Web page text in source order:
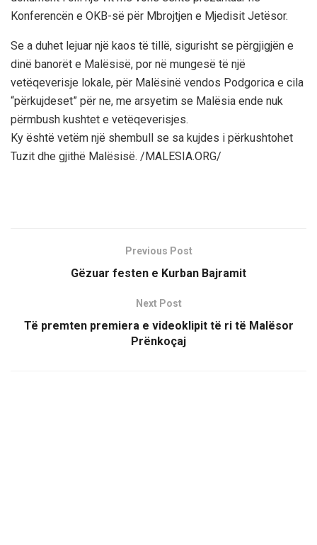
Konferencën e OKB-së për Mbrojtjen e Mjedisit Jetësor.
Se a duhet lejuar një kaos të tillë, sigurisht se përgjigjën e
dinë banorët e Malësisë, por në mungesë të një
vetëqeverisje lokale, për Malësinë vendos Podgorica e cila
“përkujdeset” për ne, me arsyetim se Malësia ende nuk
përmbush kushtet e vetëqeverisjes.
Ky është vetëm një shembull se sa kujdes i përkushtohet
Tuzit dhe gjithë Malësisë. /MALESIA.ORG/
Previous Post
Gëzuar festen e Kurban Bajramit
Next Post
Të premten premiera e videoklipit të ri të Malësor
Prënkoçaj